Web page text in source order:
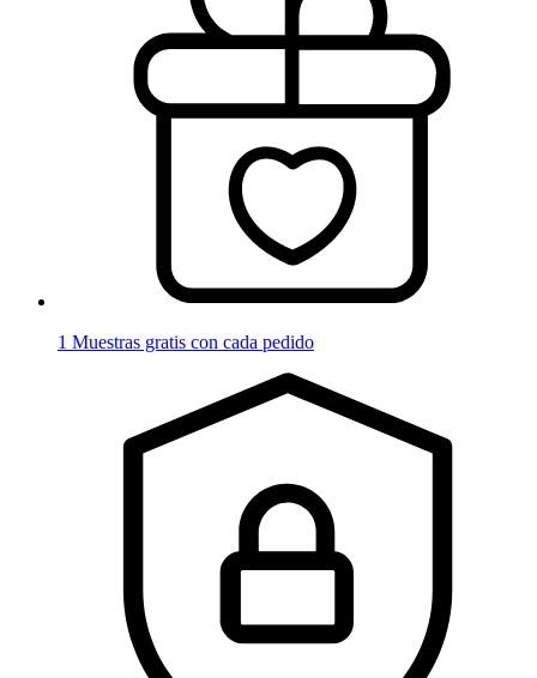
1 Muestras gratis con cada pedido